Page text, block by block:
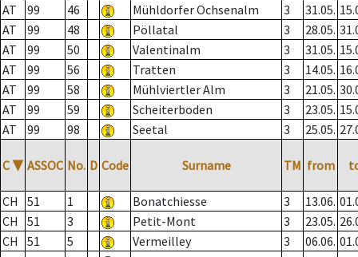
AT
99 46 Mühldorfer Ochsenalm 3 31.05.
AT
99 48 Pöllatal 3 28.05.
AT
99 50 Valentinalm 3 31.05.
AT
99 56 Tratten 3 14.05.
AT
99 58 Mühlviertler Alm 3 21.05.
AT
99 59 Scheiterboden 3 23.05.
AT
99 98 Seetal 3 25.05.
C ▼ ASSOC No. D Code Surname TM from
CH 51 1 Bonatchiesse 3 13.06.
CH
51 3 Petit-Mont 3 23.05.
CH
51 5 Vermeilley 3 06.06.